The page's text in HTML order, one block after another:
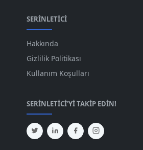
Haz 2023
May 2023
Nis 2023
Mar 2023
Oca 2023 [87]
Ara 2022 [82]
SERINLETICI
Hakkında
Gizlilik Politikası
Kullanım Koşulları
SERINLETICI'YI TAKIP EDIN!